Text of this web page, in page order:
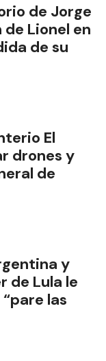
de Jorge
Lionel en
de su
El
drones y
de
y
de Lula le
las